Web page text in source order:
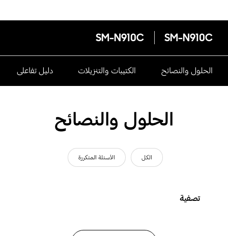
SM-N910C
SM-N910C
الحلول والنصائح الكتيبات والتنزيلات دليل تفاعلى
الحلول والنصائح
الكل الأسئلة المتكررة
تصفية